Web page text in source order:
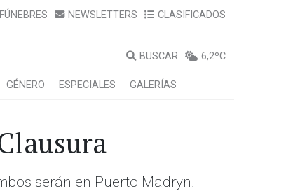
FÚNEBRES NEWSLETTERS CLASIFICADOS
BUSCAR 6,2ºC
GÉNERO ESPECIALES GALERÍAS
serán en Puerto Madryn.